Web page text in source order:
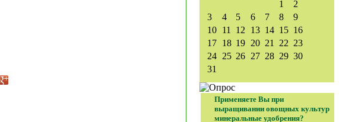
1
2
3
4 5 6 7 8
9
10 11 12 13 14 15 16
17 18 19 20 21 22 23
24 25 26 27 28 29 30
31
Применяете Вы при
выращивании овощных культур
минеральные удобрения?